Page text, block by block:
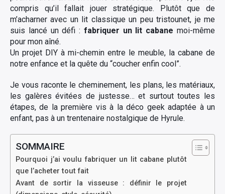
compris qu’il fallait jouer stratégique. Plutôt que de
m’acharner avec un lit classique un peu tristounet, je me
suis lancé un défi : fabriquer un lit cabane moi-même
pour mon aîné.
Un projet DIY à mi-chemin entre le meuble, la cabane de
notre enfance et la quête du “coucher enfin cool”.
Je vous raconte le cheminement, les plans, les matériaux,
les galères évitées de justesse… et surtout toutes les
étapes, de la première vis à la déco geek adaptée à un
enfant, pas à un trentenaire nostalgique de Hyrule.
SOMMAIRE
Pourquoi j’ai voulu fabriquer un lit cabane plutôt
que l’acheter tout fait
Avant de sortir la visseuse : définir le projet